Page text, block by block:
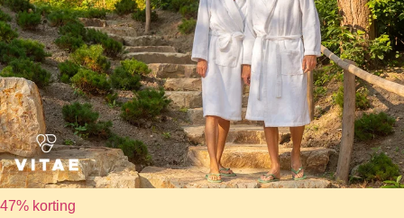
47% korting